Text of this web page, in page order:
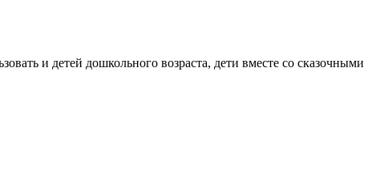
и детей дошкольного возраста, дети вместе со сказочными